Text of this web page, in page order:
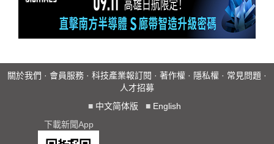
關於我們 · 會員服務 · 科技產業報訂閱 · 著作權 · 隱私權 · 常見問題 ·
人才招募
■ 中文简体版 ■ English
下載新聞App